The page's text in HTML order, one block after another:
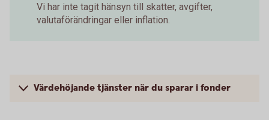
Vi har inte tagit hänsyn till skatter, avgifter,
valutaförändringar eller inflation.
Värdehöjande tjänster när du sparar i fonder